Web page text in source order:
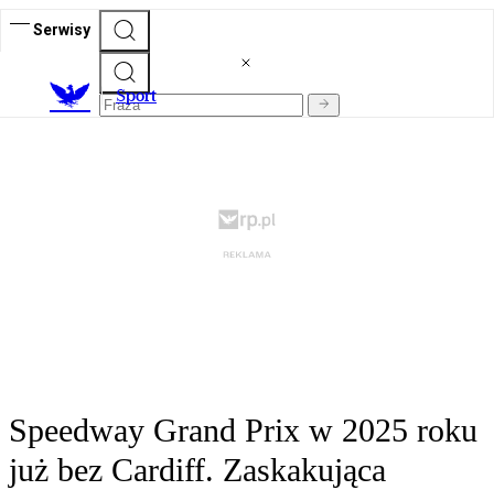
Serwisy
Sport
Speedway Grand Prix w 2025 roku
już bez Cardiff. Zaskakująca